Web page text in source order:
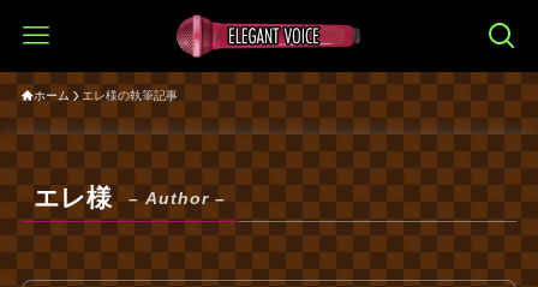
ホーム エレ様の執筆記事
エレ様 – Author –